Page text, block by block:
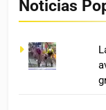
Noticias